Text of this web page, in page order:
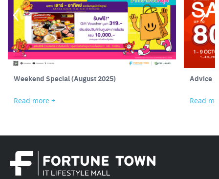
Weekend Special (August 2025)
Read more +
Advice
Read